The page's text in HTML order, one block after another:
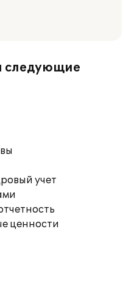
следующие
учет
ценности